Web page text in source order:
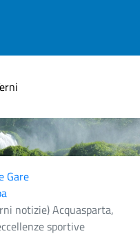
Gare
notizie) Acquasparta,
sportive